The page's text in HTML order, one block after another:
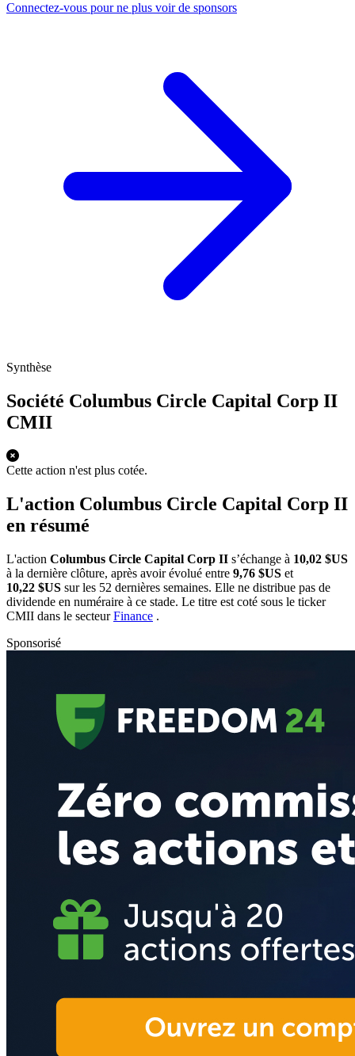
Connectez-vous pour ne plus voir de sponsors
Synthèse
Société Columbus Circle Capital Corp II
CMII
Cette action n'est plus cotée.
L'action Columbus Circle Capital Corp II
en résumé
L'action Columbus Circle Capital Corp II s’échange à 10,02 $US
à la dernière clôture, après avoir évolué entre 9,76 $US et
10,22 $US sur les 52 dernières semaines. Elle ne distribue pas de
dividende en numéraire à ce stade. Le titre est coté sous le ticker
CMII dans le secteurFinance .
Sponsorisé